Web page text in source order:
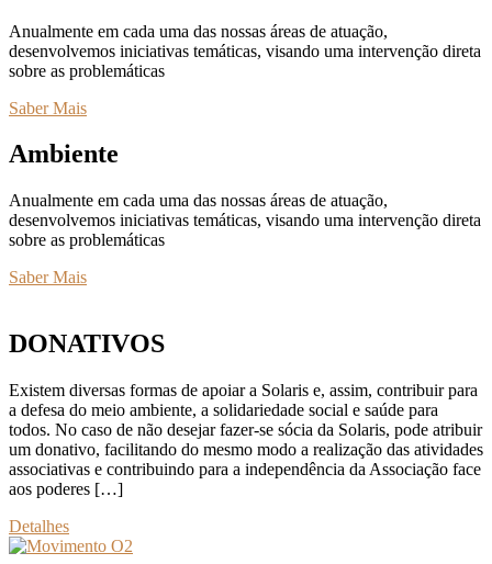
Anualmente em cada uma das nossas áreas de atuação,
desenvolvemos iniciativas temáticas, visando uma intervenção direta
sobre as problemáticas
Saber Mais
Ambiente
Anualmente em cada uma das nossas áreas de atuação,
desenvolvemos iniciativas temáticas, visando uma intervenção direta
sobre as problemáticas
Saber Mais
DONATIVOS
Existem diversas formas de apoiar a Solaris e, assim, contribuir para
a defesa do meio ambiente, a solidariedade social e saúde para
todos. No caso de não desejar fazer-se sócia da Solaris, pode atribuir
um donativo, facilitando do mesmo modo a realização das atividades
associativas e contribuindo para a independência da Associação face
aos poderes […]
Detalhes